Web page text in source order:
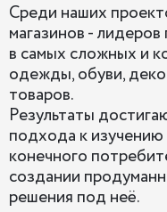
Среди наших
магазинов -
в самых сложных и
одежды, обуви,
товаров.
Результаты
подхода к
конечного
создании
решения под неё.